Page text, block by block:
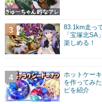
83.1km走っ
「宝塚北
楽しめる！
3
ホットケー
を作ってみ
ピを紹介
4